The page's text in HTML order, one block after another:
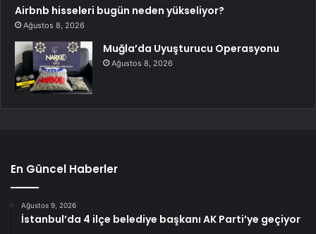
Airbnb hisseleri bugün neden yükseliyor?
Ağustos 8, 2026
Muğla’da Uyuşturucu Operasyonu
Ağustos 8, 2026
En Güncel Haberler
Ağustos 9, 2026
İstanbul’da 4 ilçe belediye başkanı AK Parti’ye geçiyor